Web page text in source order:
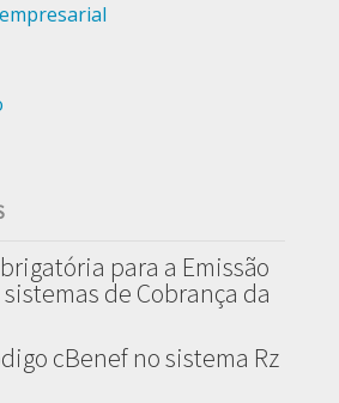
para a Emissão
de Cobrança da
cBenef no sistema Rz